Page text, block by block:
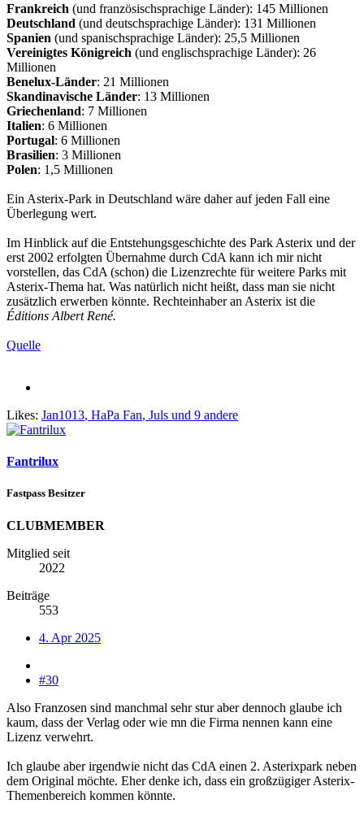
Frankreich (und französischsprachige Länder): 145 Millionen
Deutschland (und deutschsprachige Länder): 131 Millionen
Spanien (und spanischsprachige Länder): 25,5 Millionen
Vereinigtes Königreich (und englischsprachige Länder): 26
Millionen
Benelux-Länder: 21 Millionen
Skandinavische Länder: 13 Millionen
Griechenland: 7 Millionen
Italien: 6 Millionen
Portugal: 6 Millionen
Brasilien: 3 Millionen
Polen: 1,5 Millionen
Ein Asterix-Park in Deutschland wäre daher auf jeden Fall eine
Überlegung wert.
Im Hinblick auf die Entstehungsgeschichte des Park Asterix und der
erst 2002 erfolgten Übernahme durch CdA kann ich mir nicht
vorstellen, das CdA (schon) die Lizenzrechte für weitere Parks mit
Asterix-Thema hat. Was natürlich nicht heißt, dass man sie nicht
zusätzlich erwerben könnte. Rechteinhaber an Asterix ist die
Éditions Albert René.
Quelle
Likes: Jan1013, HaPa Fan, Juls und 9 andere
Fantrilux
Fastpass Besitzer
CLUBMEMBER
Mitglied seit
2022
Beiträge
553
4. Apr 2025
#30
Also Franzosen sind manchmal sehr stur aber dennoch glaube ich
kaum, dass der Verlag oder wie mn die Firma nennen kann eine
Lizenz verwehrt.
Ich glaube aber irgendwie nicht das CdA einen 2. Asterixpark neben
dem Original möchte. Eher denke ich, dass ein großzügiger Asterix-
Themenbereich kommen könnte.